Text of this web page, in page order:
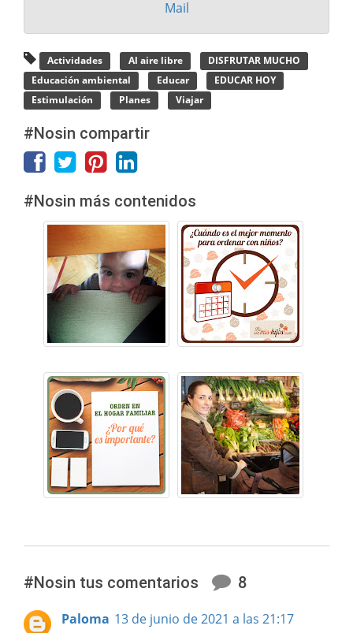
Mail
Actividades Al aire libre
DISFRUTAR MUCHO
Educación ambiental
Educar
EDUCAR HOY
Estimulación
Planes Viajar
#Nosin compartir
#Nosin más contenidos
#Nosin tus comentarios 8
Paloma 13 de junio de 2021 a las 21:17